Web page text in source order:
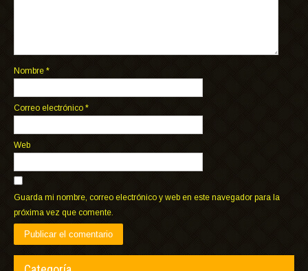
Nombre *
Correo electrónico *
Web
Guarda mi nombre, correo electrónico y web en este navegador para la
próxima vez que comente.